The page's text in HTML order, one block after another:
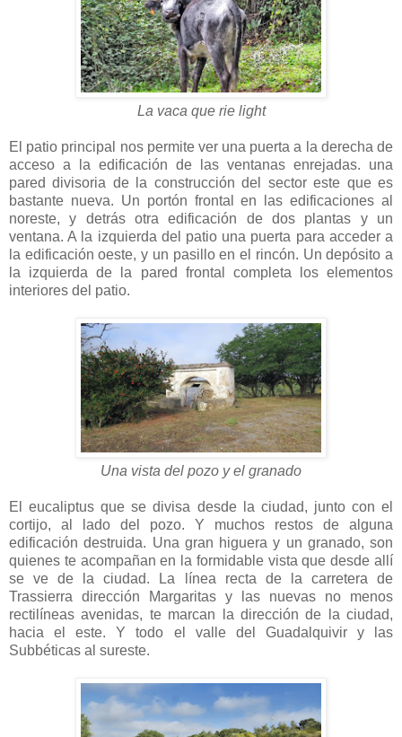
La vaca que rie light
El patio principal nos permite ver una puerta a la derecha de
acceso a la edificación de las ventanas enrejadas. una
pared divisoria de la construcción del sector este que es
bastante nueva. Un portón frontal en las edificaciones al
noreste, y detrás otra edificación de dos plantas y un
ventana. A la izquierda del patio una puerta para acceder a
la edificación oeste, y un pasillo en el rincón. Un depósito a
la izquierda de la pared frontal completa los elementos
interiores del patio.
Una vista del pozo y el granado
El eucaliptus que se divisa desde la ciudad, junto con el
cortijo, al lado del pozo. Y muchos restos de alguna
edificación destruida. Una gran higuera y un granado, son
quienes te acompañan en la formidable vista que desde allí
se ve de la ciudad. La línea recta de la carretera de
Trassierra dirección Margaritas y las nuevas no menos
rectilíneas avenidas, te marcan la dirección de la ciudad,
hacia el este. Y todo el valle del Guadalquivir y las
Subbéticas al sureste.